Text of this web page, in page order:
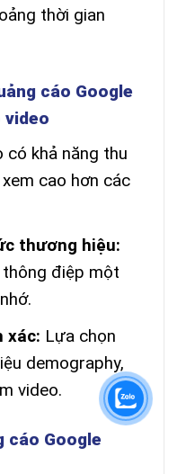
thời gian
cáo Google
video
có khả năng thu
cao hơn các
thương hiệu:
điệp một
xác: Lựa chọn
demography,
video.
cáo Google